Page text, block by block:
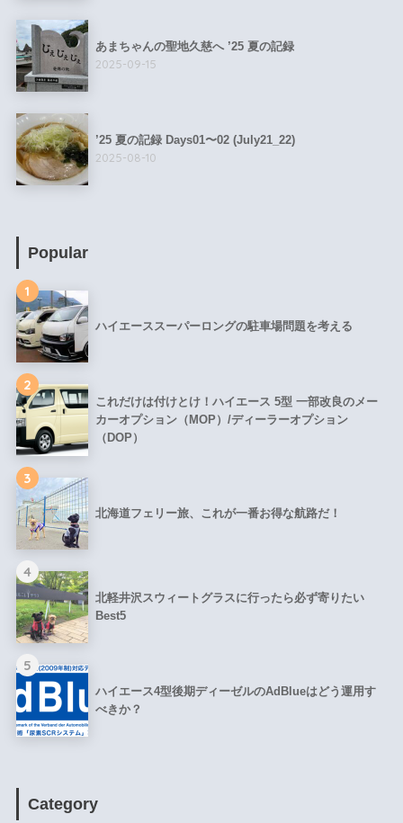
あまちゃんの聖地久慈へ ’25 夏の記録
2025-09-15
’25 夏の記録 Days01〜02 (July21_22)
2025-08-10
Popular
1
ハイエーススーパーロングの駐車場問題を考える
2
これだけは付けとけ！ハイエース 5型 一部改良のメー
カーオプション（MOP）/ディーラーオプション
（DOP）
3
北海道フェリー旅、これが一番お得な航路だ！
4
北軽井沢スウィートグラスに行ったら必ず寄りたい
Best5
5
ハイエース4型後期ディーゼルのAdBlueはどう運用す
べきか？
Category